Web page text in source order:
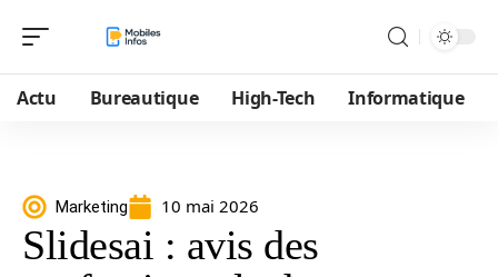
Actu Bureautique High-Tech Informatique
Marketing 10 mai 2026
Slidesai : avis des